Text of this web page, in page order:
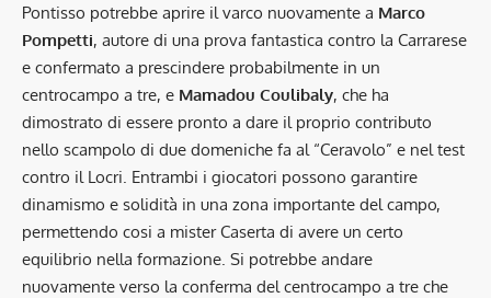
Pontisso potrebbe aprire il varco nuovamente a Marco
Pompetti, autore di una prova fantastica contro la Carrarese
e confermato a prescindere probabilmente in un
centrocampo a tre, e Mamadou Coulibaly, che ha
dimostrato di essere pronto a dare il proprio contributo
nello scampolo di due domeniche fa al “Ceravolo” e nel test
contro il Locri. Entrambi i giocatori possono garantire
dinamismo e solidità in una zona importante del campo,
permettendo cosi a mister Caserta di avere un certo
equilibrio nella formazione. Si potrebbe andare
nuovamente verso la conferma del centrocampo a tre che